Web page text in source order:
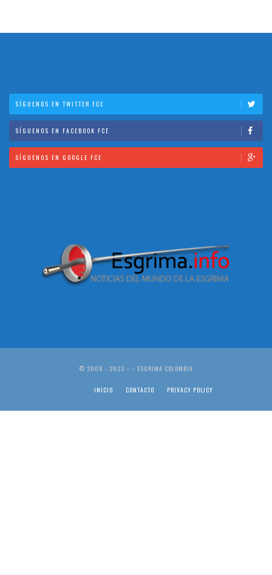
SÍGUENOS EN TWITTER FCE
SÍGUENOS EN FACEBOOK FCE
SÍGUENOS EN GOOGLE FCE
© 2008 - 2023 :: :: ESGRIMA COLOMBIA
INICIO CONTACTO PRIVACY POLICY